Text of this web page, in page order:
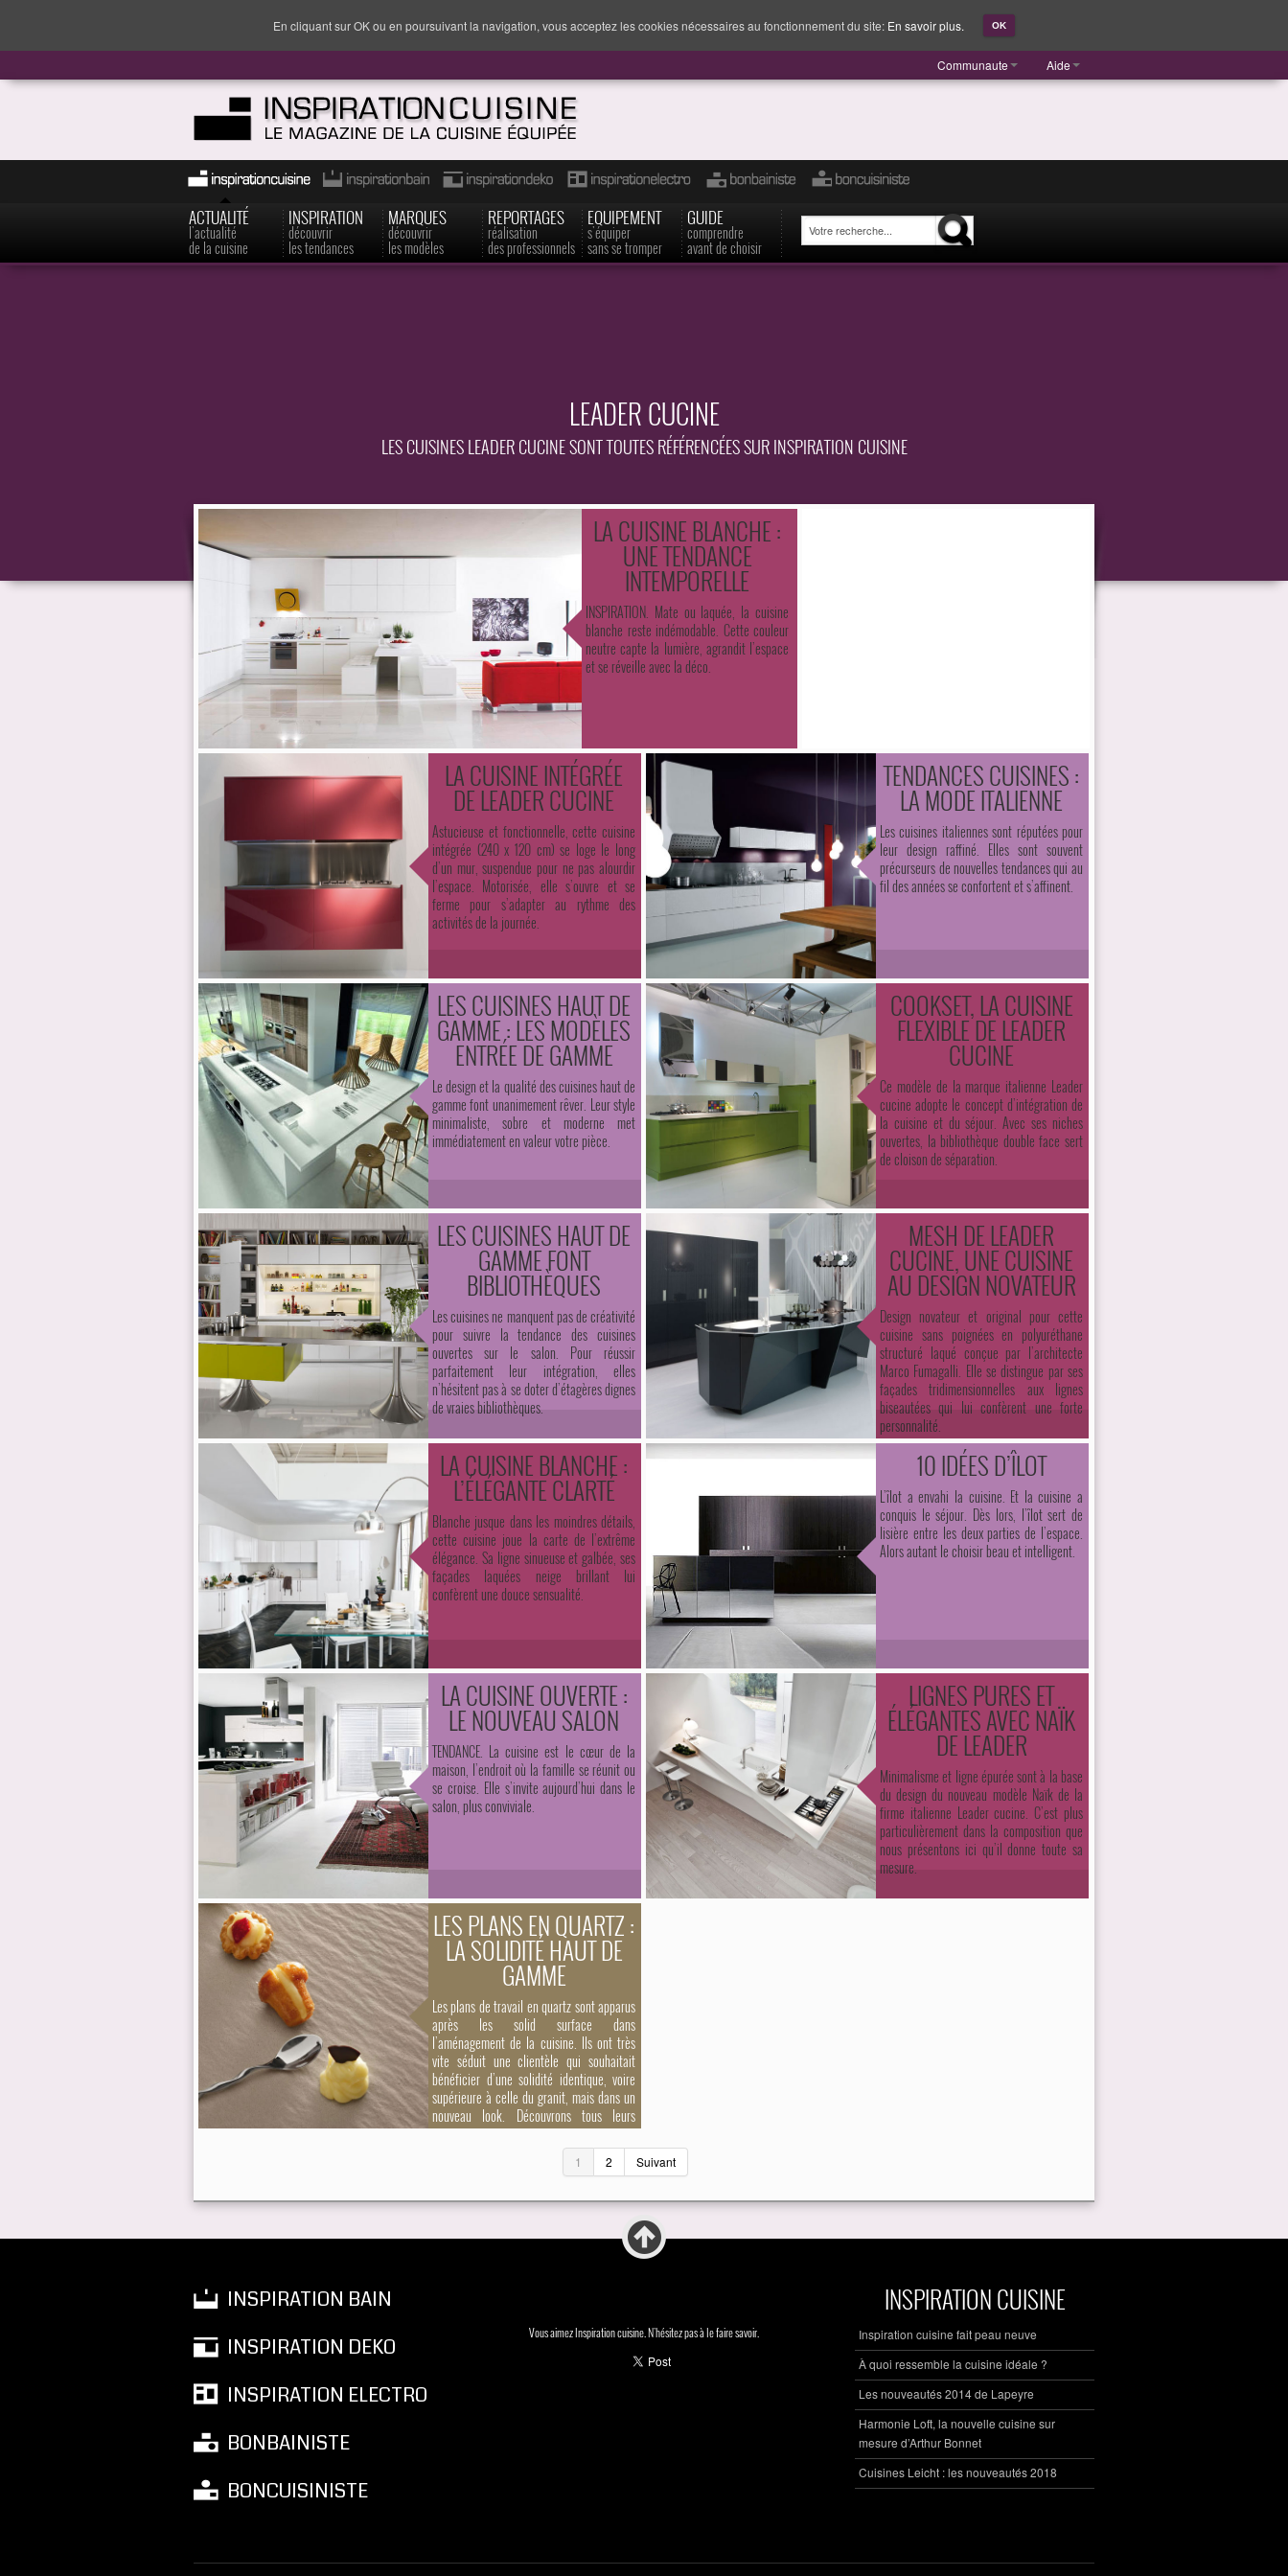
Communaute Aide
ACTUALITÉ
l'actualité
de la cuisine
INSPIRATION
découvrir
les tendances
MARQUES
découvrir
les modèles
REPORTAGES
réalisation
des professionnels
EQUIPEMENT
s'équiper
sans se tromper
GUIDE
comprendre
avant de choisir
LEADER CUCINE
LES CUISINES LEADER CUCINE SONT TOUTES RÉFÉRENCÉES SUR INSPIRATION CUISINE
LA CUISINE BLANCHE :
UNE TENDANCE
INTEMPORELLE
INSPIRATION. Mate ou laquée, la cuisine
blanche reste indémodable. Cette couleur
neutre capte la lumière, agrandit l’espace
et se réveille avec la déco.
LA CUISINE INTÉGRÉE
DE LEADER CUCINE
Astucieuse et fonctionnelle, cette cuisine
intégrée (240 x 120 cm) se loge le long
d’un mur, suspendue pour ne pas alourdir
l’espace. Motorisée, elle s’ouvre et se
ferme pour s’adapter au rythme des
activités de la journée.
TENDANCES CUISINES :
LA MODE ITALIENNE
Les cuisines italiennes sont réputées pour
leur design raffiné. Elles sont souvent
précurseurs de nouvelles tendances qui au
fil des années se confortent et s’affinent.
LES CUISINES HAUT DE
GAMME : LES MODÈLES
ENTRÉE DE GAMME
Le design et la qualité des cuisines haut de
gamme font unanimement rêver. Leur style
minimaliste, sobre et moderne met
immédiatement en valeur votre pièce.
COOKSET, LA CUISINE
FLEXIBLE DE LEADER
CUCINE
Ce modèle de la marque italienne Leader
cucine adopte le concept d’intégration de
la cuisine et du séjour. Avec ses niches
ouvertes, la bibliothèque double face sert
de cloison de séparation.
LES CUISINES HAUT DE
GAMME FONT
BIBLIOTHÈQUES
Les cuisines ne manquent pas de créativité
pour suivre la tendance des cuisines
ouvertes sur le salon. Pour réussir
parfaitement leur intégration, elles
n’hésitent pas à se doter d’étagères dignes
de vraies bibliothèques.
MESH DE LEADER
CUCINE, UNE CUISINE
AU DESIGN NOVATEUR
Design novateur et original pour cette
cuisine sans poignées en polyuréthane
structuré laqué conçue par l’architecte
Marco Fumagalli. Elle se distingue par ses
façades tridimensionnelles aux lignes
biseautées qui lui confèrent une forte
personnalité.
LA CUISINE BLANCHE :
L’ÉLÉGANTE CLARTÉ
Blanche jusque dans les moindres détails,
cette cuisine joue la carte de l’extrême
élégance. Sa ligne sinueuse et galbée, ses
façades laquées neige brillant lui
confèrent une douce sensualité.
10 IDÉES D’ÎLOT
L’îlot a envahi la cuisine. Et la cuisine a
conquis le séjour. Dès lors, l’îlot sert de
lisière entre les deux parties de l’espace.
Alors autant le choisir beau et intelligent.
LA CUISINE OUVERTE :
LE NOUVEAU SALON
TENDANCE. La cuisine est le cœur de la
maison, l’endroit où la famille se réunit ou
se croise. Elle s’invite aujourd’hui dans le
salon, plus conviviale.
LIGNES PURES ET
ÉLÉGANTES AVEC NAÏK
DE LEADER
Minimalisme et ligne épurée sont à la base
du design du nouveau modèle Naïk de la
firme italienne Leader cucine. C’est plus
particulièrement dans la composition que
nous présentons ici qu’il donne toute sa
mesure.
LES PLANS EN QUARTZ :
LA SOLIDITÉ HAUT DE
GAMME
Les plans de travail en quartz sont apparus
après les solid surface dans
l’aménagement de la cuisine. Ils ont très
vite séduit une clientèle qui souhaitait
bénéficier d’une solidité identique, voire
supérieure à celle du granit, mais dans un
nouveau look. Découvrons tous leurs
secrets.
1 2 Suivant
INSPIRATION BAIN
INSPIRATION DEKO
INSPIRATION ELECTRO
BONBAINISTE
BONCUISINISTE
Vous aimez Inspiration cuisine. N'hésitez pas à le faire savoir.
INSPIRATION CUISINE
Inspiration cuisine fait peau neuve
À quoi ressemble la cuisine idéale ?
Les nouveautés 2014 de Lapeyre
Harmonie Loft, la nouvelle cuisine sur
mesure d’Arthur Bonnet
Cuisines Leicht : les nouveautés 2018
En cliquant sur OK ou en poursuivant la navigation, vous acceptez les cookies nécessaires au fonctionnement du site: En savoir plus. OK